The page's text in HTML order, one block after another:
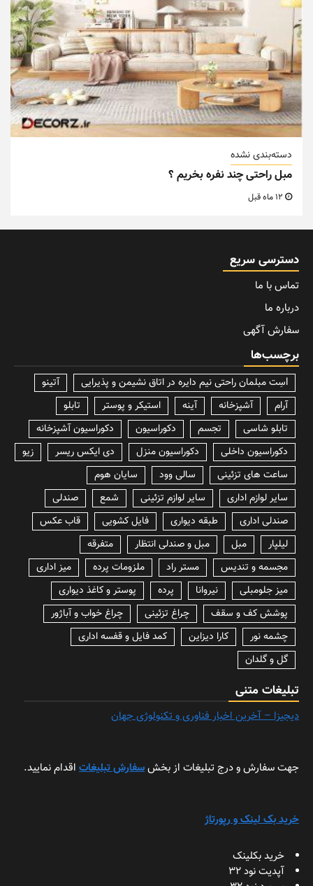
دسته‌بندی نشده
مبل راحتی چند نفره بخریم ؟
دسترسی سریع
تماس با ما
درباره ما
سفارش آگهی
برچسب‌ها
lسِت مبلمان راحتی نیم دایره در اتاق نشیمن و پذیرایی
آتینو
آرام
آشپزخانه آینه استیکر و پوستر
تابلو
تابلو شاسی
تجسم دکوراسیون
دکوراسیون آشپزخانه
دکوراسیون داخلی
دکوراسیون منزل دی ایکس ریسر
زیو
ساعت های تزئینی
سالی وود
سایان هوم
سایر لوازم اداری
سایر لوازم تزئینی شمع
صندلی
صندلی اداری
طبقه دیواری فایل کشویی
قاب عکس
لیلپار
مبل مبل و صندلی انتظار
متفرقه
مجسمه و تندیس
مستر راد ملزومات پرده
میز اداری
میز جلومبلی
نیروانا پرده
پوستر و کاغذ دیواری
پوشش کف و سقف
چراغ تزئینی
چراغ خواب و آباژور
چشمه نور
کارا دیزاین
کمد فایل و قفسه اداری
گل و گلدان
تبلیغات متنی
دیجیزا – آخرین اخبار فناوری و تکنولوژی جهان
جهت سفارش و درج تبلیغات از بخشسفارش تبلیغات اقدام نمایید.
خرید بک لینک و رپورتاژ
خرید بکلینک
آپدیت نود 32